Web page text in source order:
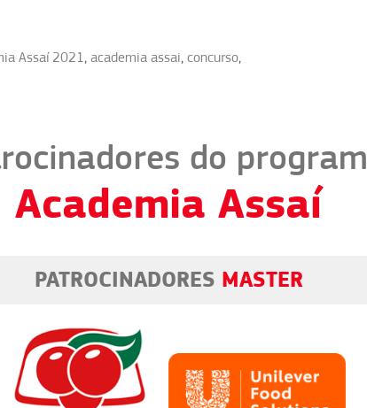
Assaí 2021, academia assai, concurso,
do
Academia Assaí
PATROCINADORES MASTER